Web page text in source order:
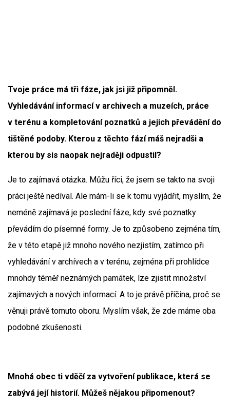
Tvoje práce má tři fáze, jak jsi již připomněl.
Vyhledávání informací v archivech a muzeích, práce
v terénu a kompletování poznatků a jejich převádění do
tištěné podoby. Kterou z těchto fází máš nejradši a
kterou by sis naopak nejraději odpustil?
Je to zajímavá otázka. Můžu říci, že jsem se takto na svoji
práci ještě nedíval. Ale mám-li se k tomu vyjádřit, myslím, že
neméně zajímavá je poslední fáze, kdy své poznatky
převádím do písemné formy. Je to způsobeno zejména tím,
že v této etapě již mnoho nového nezjistím, zatímco při
vyhledávání v archívech a v terénu, zejména při prohlídce
mnohdy téměř neznámých památek, lze zjistit množství
zajímavých a nových informací. A to je právě příčina, proč se
věnuji právě tomuto oboru. Myslím však, že zde máme oba
podobné zkušenosti.
Mnohá obec ti vděčí za vytvoření publikace, která se
zabývá její historií. Můžeš nějakou připomenout?